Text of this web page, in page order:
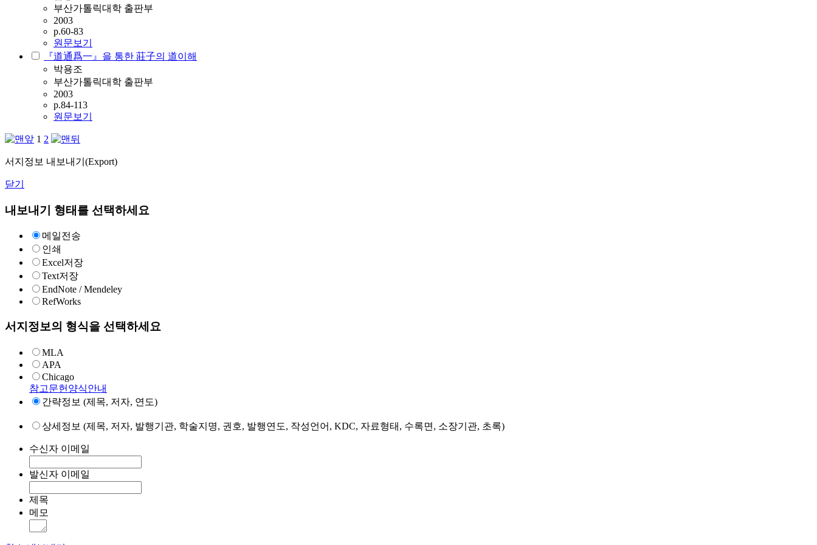
부산가톨릭대학 출판부
2003
p.60-83
원문보기
『道通爲一』을 통한 莊子의 道이해
박용조
부산가톨릭대학 출판부
2003
p.84-113
원문보기
1 2
서지정보 내보내기(Export)
닫기
내보내기 형태를 선택하세요
메일전송
인쇄
Excel저장
Text저장
EndNote / Mendeley
RefWorks
서지정보의 형식을 선택하세요
MLA
APA
Chicago
참고문헌양식안내
간략정보 (제목, 저자, 연도)
상세정보 (제목, 저자, 발행기관, 학술지명, 권호, 발행연도, 작성언어, KDC, 자료형태, 수록면, 소장기관, 초록)
수신자 이메일
발신자 이메일
제목
메모